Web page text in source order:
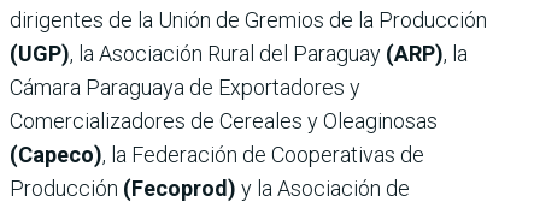
dirigentes de la Unión de Gremios de la Producción
(UGP), la Asociación Rural del Paraguay (ARP), la
Cámara Paraguaya de Exportadores y
Comercializadores de Cereales y Oleaginosas
(Capeco), la Federación de Cooperativas de
Producción (Fecoprod) y la Asociación de